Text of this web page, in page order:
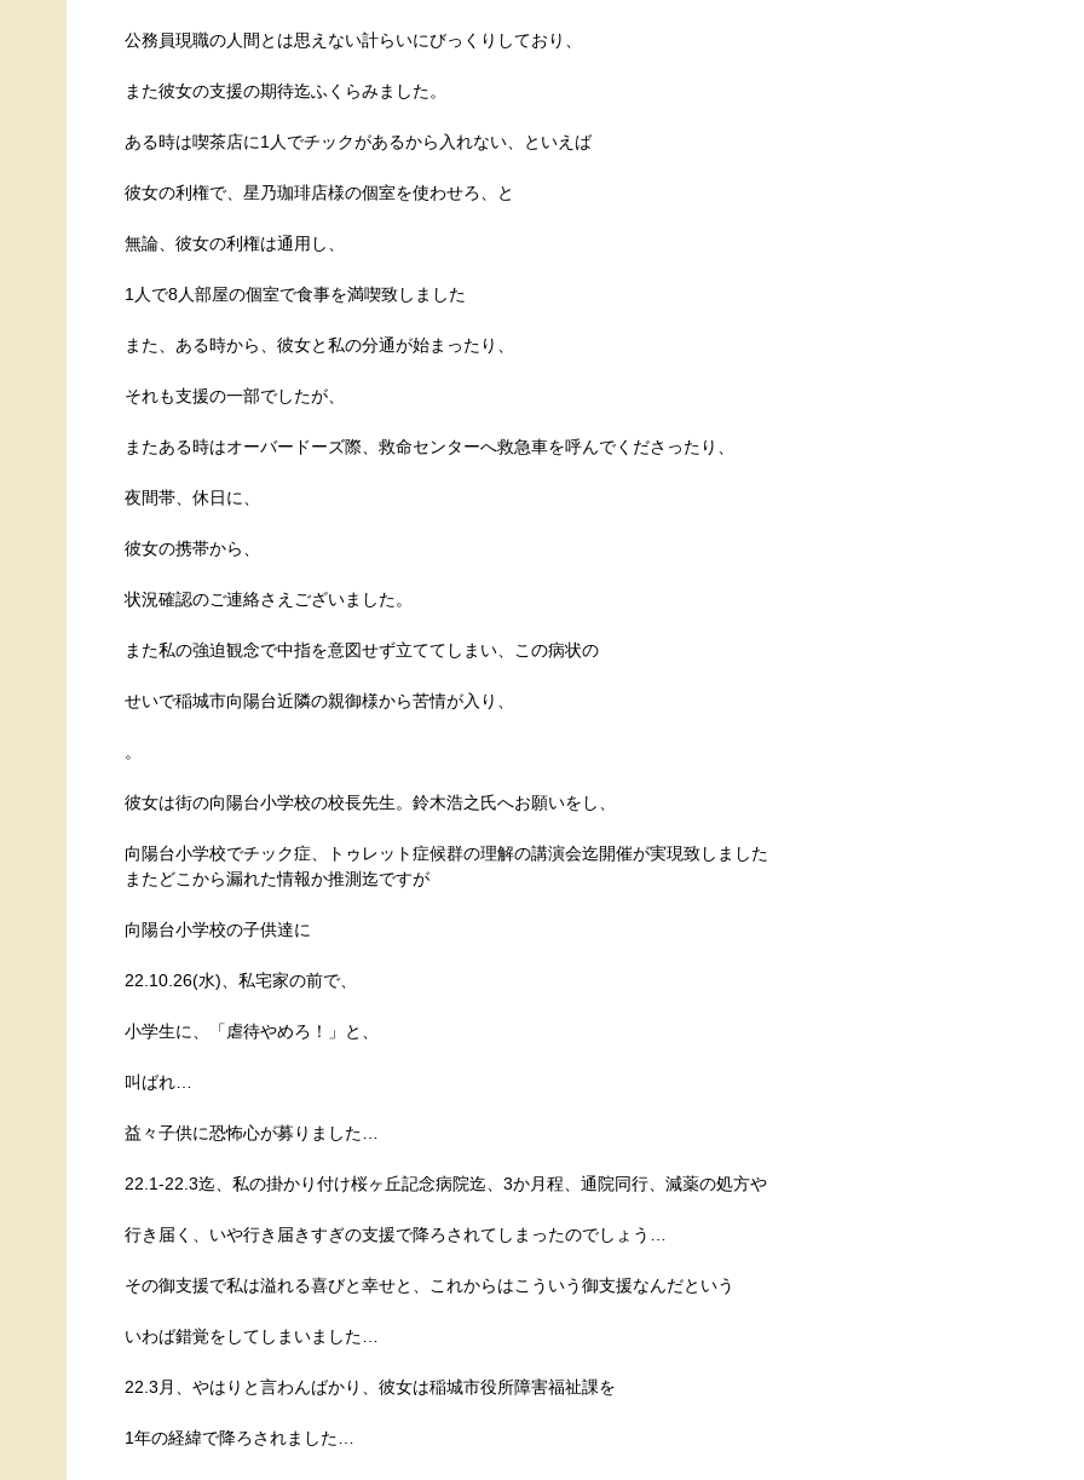
公務員現職の人間とは思えない計らいにびっくりしており、
また彼女の支援の期待迄ふくらみました。
ある時は喫茶店に1人でチックがあるから入れない、といえば
彼女の利権で、星乃珈琲店様の個室を使わせろ、と
無論、彼女の利権は通用し、
1人で8人部屋の個室で食事を満喫致しました
また、ある時から、彼女と私の分通が始まったり、
それも支援の一部でしたが、
またある時はオーバードーズ際、救命センターへ救急車を呼んでくださったり、
夜間帯、休日に、
彼女の携帯から、
状況確認のご連絡さえございました。
また私の強迫観念で中指を意図せず立ててしまい、この病状の
せいで稲城市向陽台近隣の親御様から苦情が入り、
。
彼女は街の向陽台小学校の校長先生。鈴木浩之氏へお願いをし、
向陽台小学校でチック症、トゥレット症候群の理解の講演会迄開催が実現致しました
またどこから漏れた情報か推測迄ですが
向陽台小学校の子供達に
22.10.26(水)、私宅家の前で、
小学生に、「虐待やめろ！」と、
叫ばれ…
益々子供に恐怖心が募りました…
22.1-22.3迄、私の掛かり付け桜ヶ丘記念病院迄、3か月程、通院同行、減薬の処方や
行き届く、いや行き届きすぎの支援で降ろされてしまったのでしょう…
その御支援で私は溢れる喜びと幸せと、これからはこういう御支援なんだという
いわば錯覚をしてしまいました…
22.3月、やはりと言わんばかり、彼女は稲城市役所障害福祉課を
1年の経緯で降ろされました…